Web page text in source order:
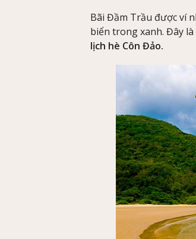
Bãi Đầm Trầu được ví
biển trong xanh. Đây
lịch hè Côn Đảo.